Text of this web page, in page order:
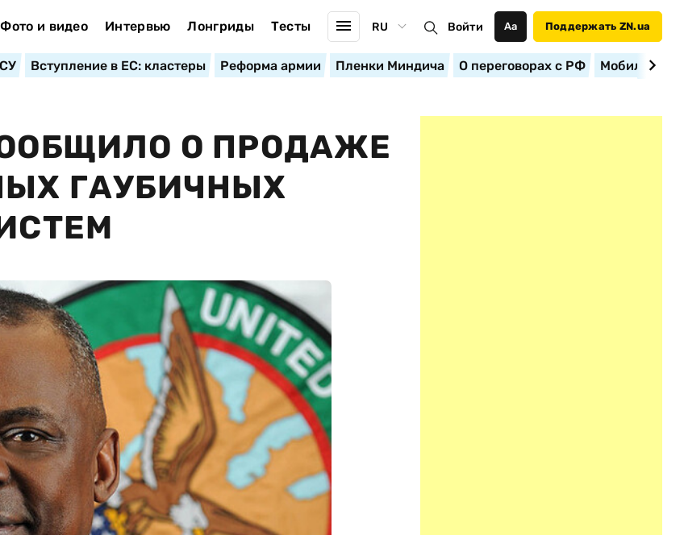
Фото и видео Интервью Лонгриды Тесты RU Войти Аа Поддержать ZN.ua
Вступление в ЕС: кластеры Реформа армии Пленки Миндича О переговорах с РФ
О ПРОДАЖЕ
ГАУБИЧНЫХ